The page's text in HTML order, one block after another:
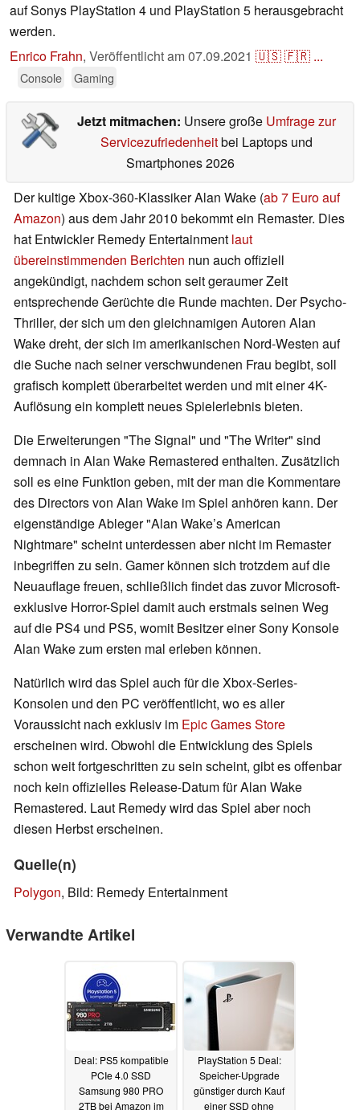
auf Sonys PlayStation 4 und PlayStation 5 herausgebracht
werden.
Enrico Frahn, Veröffentlicht am07.09.2021 🇺🇸🇫🇷 ...
Console Gaming
Jetzt mitmachen: Unsere große Umfrage zur
Servicezufriedenheitbei Laptops und
Smartphones 2026
Der kultige Xbox-360-Klassiker Alan Wake (ab 7 Euro auf
Amazon) aus dem Jahr 2010 bekommt ein Remaster. Dies
hat Entwickler Remedy Entertainment laut
übereinstimmenden Berichten nun auch offiziell
angekündigt, nachdem schon seit geraumer Zeit
entsprechende Gerüchte die Runde machten. Der Psycho-
Thriller, der sich um den gleichnamigen Autoren Alan
Wake dreht, der sich im amerikanischen Nord-Westen auf
die Suche nach seiner verschwundenen Frau begibt, soll
grafisch komplett überarbeitet werden und mit einer 4K-
Auflösung ein komplett neues Spielerlebnis bieten.
Die Erweiterungen "The Signal" und "The Writer" sind
demnach in Alan Wake Remastered enthalten. Zusätzlich
soll es eine Funktion geben, mit der man die Kommentare
des Directors von Alan Wake im Spiel anhören kann. Der
eigenständige Ableger "Alan Wake’s American
Nightmare" scheint unterdessen aber nicht im Remaster
inbegriffen zu sein. Gamer können sich trotzdem auf die
Neuauflage freuen, schließlich findet das zuvor Microsoft-
exklusive Horror-Spiel damit auch erstmals seinen Weg
auf die PS4 und PS5, womit Besitzer einer Sony Konsole
Alan Wake zum ersten mal erleben können.
Natürlich wird das Spiel auch für die Xbox-Series-
Konsolen und den PC veröffentlicht, wo es aller
Voraussicht nach exklusiv im Epic Games Store
erscheinen wird. Obwohl die Entwicklung des Spiels
schon weit fortgeschritten zu sein scheint, gibt es offenbar
noch kein offizielles Release-Datum für Alan Wake
Remastered. Laut Remedy wird das Spiel aber noch
diesen Herbst erscheinen.
Quelle(n)
Polygon, Bild: Remedy Entertainment
Verwandte Artikel
Deal: PS5 kompatible
PCIe 4.0 SSD
Samsung 980 PRO
2TB bei Amazon im
PlayStation 5 Deal:
Speicher-Upgrade
günstiger durch Kauf
einer SSD ohne